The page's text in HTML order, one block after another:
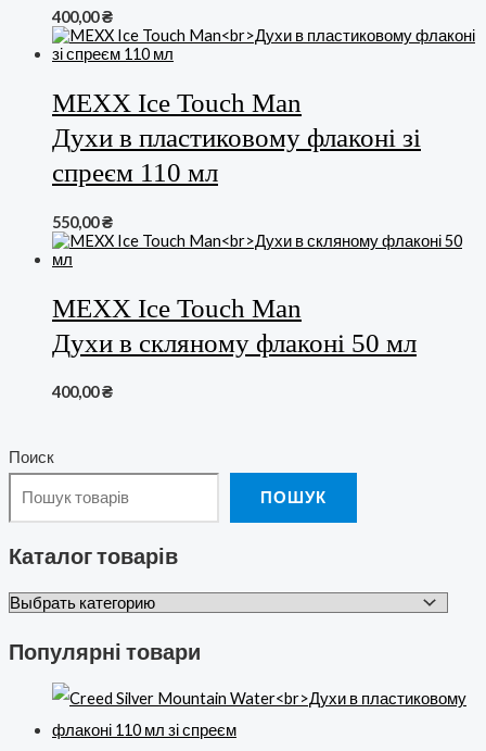
Поиск
ПОШУК
Каталог товарів
Популярні товари
400,00₴
MEXX Ice Touch Man
Духи в пластиковому флаконі зі
спреєм 110 мл
550,00₴
MEXX Ice Touch Man
Духи в скляному флаконі 50 мл
400,00₴